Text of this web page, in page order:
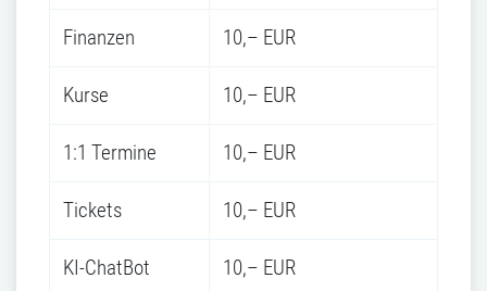
Finanzen 10,– EUR
Kurse 10,– EUR
1:1 Termine 10,– EUR
Tickets 10,– EUR
KI-ChatBot 10,– EUR